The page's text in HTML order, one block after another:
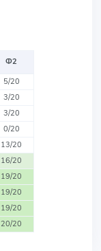
Ф2
5/20
3/20
3/20
0/20
13/20
16/20
19/20
19/20
19/20
20/20